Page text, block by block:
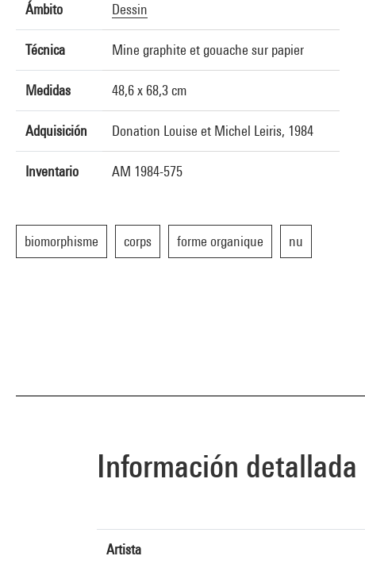
Ámbito Dessin
Técnica Mine graphite et gouache sur papier
Medidas 48,6 x 68,3 cm
Adquisición Donation Louise et Michel Leiris, 1984
Inventario AM 1984-575
biomorphisme corps forme organique nu
Información detallada
Artista